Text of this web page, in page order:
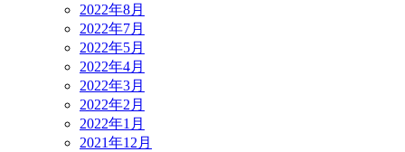
2022年8月
2022年7月
2022年5月
2022年4月
2022年3月
2022年2月
2022年1月
2021年12月